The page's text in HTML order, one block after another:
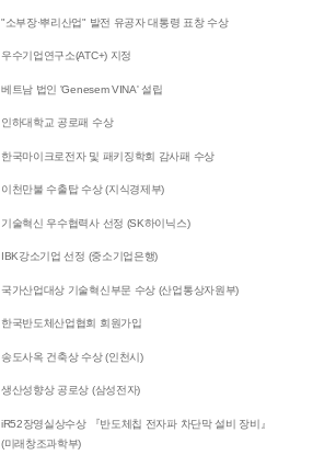
"소부장·뿌리산업" 발전 유공자 대통령 표창 수상
우수기업연구소(ATC+) 지정
베트남 법인 'Genesem VINA' 설립
인하대학교 공로패 수상
한국마이크로전자 및 패키징학회 감사패 수상
이천만불 수출탑 수상 (지식경제부)
기술혁신 우수협력사 선정 (SK하이닉스)
IBK강소기업 선정 (중소기업은행)
국가산업대상 기술혁신부문 수상 (산업통상자원부)
한국반도체산업협회 회원가입
송도사옥 건축상 수상 (인천시)
생산성향상 공로상 (삼성전자)
iR52장영실상수상 『반도체칩 전자파 차단막 설비 장비』
(미래창조과학부)